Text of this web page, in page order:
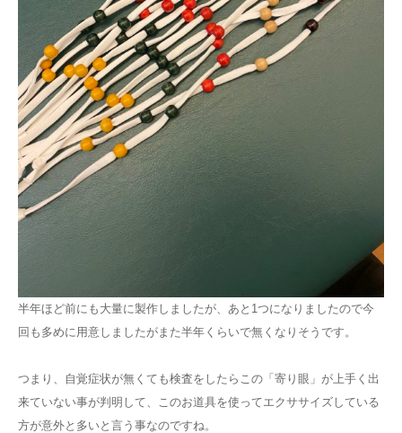
半年ほど前にも大量に製作しましたが、あと1つになりましたので今
回も多めに用意しましたがまた半年くらいで無くなりそうです。
つまり、自覚症状が無くても検査をしたらこの「寄り眼」が上手く出
来ていない事が判明して、このお道具を使ってエクササイズしている
方が意外と多いと言う事なのですね。